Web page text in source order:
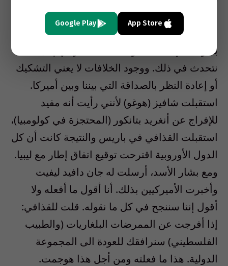
المبادرات التي تقوم بها فرنسا لا تصدمها. ما يطلبه
الأميركيون هو أن يكونوا على إطلاع على ما نقوم
به وأنه في حال حصول خلاف بيننا وبينهم أن
نتحدث في ذلك. ووجود الخلافات لا يعني التشكيك
أو إعادة النظر بالصداقة التي بيننا وبين أميركا.
استقبلت شافيز (هوغو) لأنني رأيت أنه مفيد
للإفراج عن أنغريد بتانكور (المحتجزة في كولومبيا)،
استقبلت القذافي في باريس والنتيجة كانت أن كل
الدول الأوروبية اقترحت توقيع اتفاق إطار مع ليبيا.
ومع بشار الأسد، أرسلت له جان دافيد ليفيت
وأخبرت الأميركيين بذلك. أنا أقول ما أفعله ولا
أقول إننا سننجح في كل ما نقوله. قلت للقذافي:
إذا أفرجت عن الممرضات البلغاريات (والطبيب
الفلسطيني) سنرافقك للعودة الى المجموعة
الدولية. هذا ما فعلته ومن أجل هذا هوجمت.
App Store
Google Play